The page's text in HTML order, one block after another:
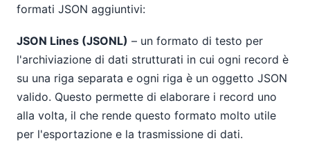
formati JSON aggiuntivi:
JSON Lines (JSONL) – un formato di testo per
l'archiviazione di dati strutturati in cui ogni record è
su una riga separata e ogni riga è un oggetto JSON
valido. Questo permette di elaborare i record uno
alla volta, il che rende questo formato molto utile
per l'esportazione e la trasmissione di dati.